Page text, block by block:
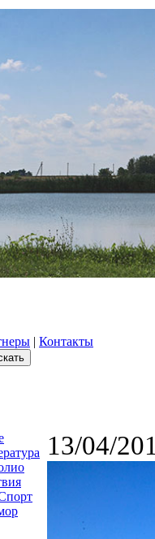
| Контакты
13/04/